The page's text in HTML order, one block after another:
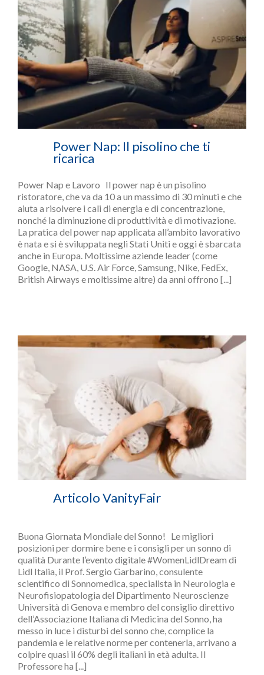
Power Nap: Il pisolino che ti
ricarica
Power Nap e Lavoro Il power nap è un pisolino
ristoratore, che va da 10 a un massimo di 30 minuti e che
aiuta a risolvere i cali di energia e di concentrazione,
nonché la diminuzione di produttività e di motivazione.
La pratica del power nap applicata all’ambito lavorativo
è nata e si è sviluppata negli Stati Uniti e oggi è sbarcata
anche in Europa. Moltissime aziende leader (come
Google, NASA, U.S. Air Force, Samsung, Nike, FedEx,
British Airways e moltissime altre) da anni offrono [...]
Articolo VanityFair
Buona Giornata Mondiale del Sonno! Le migliori
posizioni per dormire bene e i consigli per un sonno di
qualità Durante l’evento digitale #WomenLidlDream di
Lidl Italia, il Prof. Sergio Garbarino, consulente
scientifico di Sonnomedica, specialista in Neurologia e
Neurofisiopatologia del Dipartimento Neuroscienze
Università di Genova e membro del consiglio direttivo
dell’Associazione Italiana di Medicina del Sonno, ha
messo in luce i disturbi del sonno che, complice la
pandemia e le relative norme per contenerla, arrivano a
colpire quasi il 60% degli italiani in età adulta. Il
Professore ha [...]